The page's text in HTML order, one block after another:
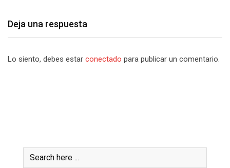
Deja una respuesta
Lo siento, debes estar conectado para publicar un comentario.